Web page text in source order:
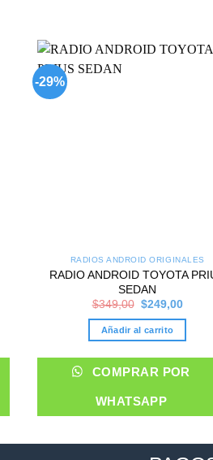
-29%
RADIOS ANDROID ORIGINALES
RADIO ANDROID TOYOTA
SEDAN
$349,00 Original
was:
$349,00.
$249,00
is:
Añadir al carrito
COMPRAR POR
WHATSAPP